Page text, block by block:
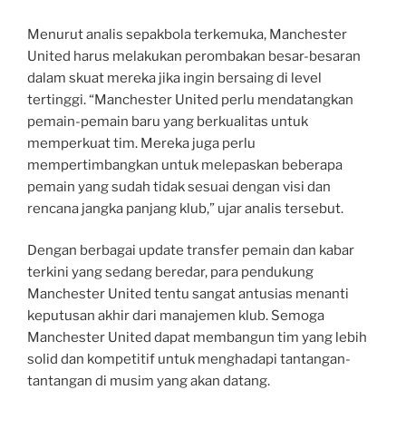
Menurut analis sepakbola terkemuka, Manchester
United harus melakukan perombakan besar-besaran
dalam skuat mereka jika ingin bersaing di level
tertinggi. “Manchester United perlu mendatangkan
pemain-pemain baru yang berkualitas untuk
memperkuat tim. Mereka juga perlu
mempertimbangkan untuk melepaskan beberapa
pemain yang sudah tidak sesuai dengan visi dan
rencana jangka panjang klub,” ujar analis tersebut.
Dengan berbagai update transfer pemain dan kabar
terkini yang sedang beredar, para pendukung
Manchester United tentu sangat antusias menanti
keputusan akhir dari manajemen klub. Semoga
Manchester United dapat membangun tim yang lebih
solid dan kompetitif untuk menghadapi tantangan-
tantangan di musim yang akan datang.